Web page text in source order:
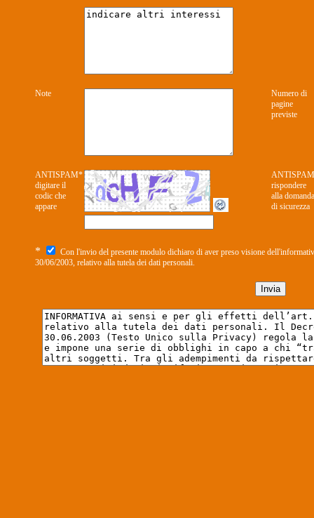
Note
Numero di
pagine
previste
ANTISPAM*
digitare il
codic che
appare
rispondere
alla domanda
di sicurezza
*
Con l'invio del presente modulo dichiaro di aver preso visione
30/06/2003, relativo alla tutela dei dati personali.